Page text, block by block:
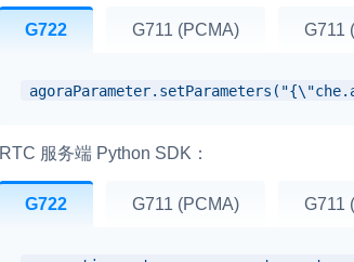
G722 G711 (PCMA) G711
RTC 服务端 Python SDK：
G722 G711 (PCMA) G711